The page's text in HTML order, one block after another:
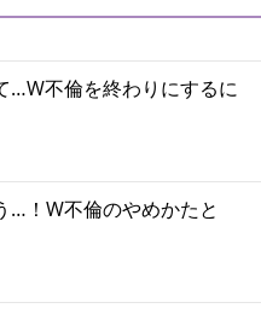
…W不倫を終わりにするに
…！W不倫のやめかたと